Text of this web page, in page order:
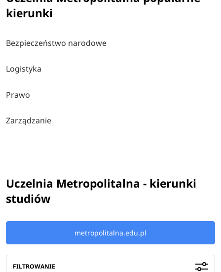
kierunki
Bezpieczeństwo narodowe
Logistyka
Prawo
Zarządzanie
Uczelnia Metropolitalna - kierunki
studiów
metropolitalna.edu.pl
FILTROWANIE